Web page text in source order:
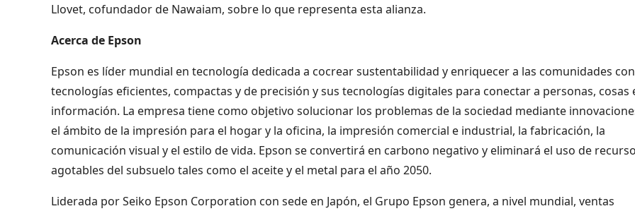
Llovet, cofundador de Nawaiam, sobre lo que representa esta alianza.
Acerca de Epson
Epson es líder mundial en tecnología dedicada a cocrear sustentabilidad y enriquecer a las comunidades
tecnologías eficientes, compactas y de precisión y sus tecnologías digitales para conectar a personas, cosas
información. La empresa tiene como objetivo solucionar los problemas de la sociedad mediante
el ámbito de la impresión para el hogar y la oficina, la impresión comercial e industrial, la fabricación, la
comunicación visual y el estilo de vida. Epson se convertirá en carbono negativo y eliminará el uso de
agotables del subsuelo tales como el aceite y el metal para el año 2050.
Liderada por Seiko Epson Corporation con sede en Japón, el Grupo Epson genera, a nivel mundial, ventas